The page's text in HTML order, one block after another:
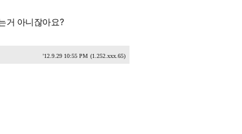
거 아니잖아요?
'12.9.29 10:55 PM (1.252.xxx.65)